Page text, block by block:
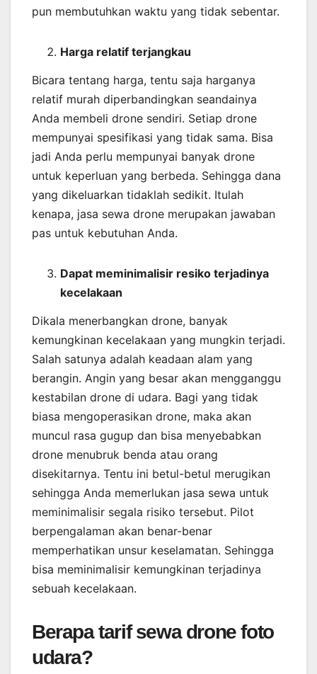
pun membutuhkan waktu yang tidak sebentar.
Harga relatif terjangkau
Bicara tentang harga, tentu saja harganya
relatif murah diperbandingkan seandainya
Anda membeli drone sendiri. Setiap drone
mempunyai spesifikasi yang tidak sama. Bisa
jadi Anda perlu mempunyai banyak drone
untuk keperluan yang berbeda. Sehingga dana
yang dikeluarkan tidaklah sedikit. Itulah
kenapa, jasa sewa drone merupakan jawaban
pas untuk kebutuhan Anda.
Dapat meminimalisir resiko terjadinya
kecelakaan
Dikala menerbangkan drone, banyak
kemungkinan kecelakaan yang mungkin terjadi.
Salah satunya adalah keadaan alam yang
berangin. Angin yang besar akan mengganggu
kestabilan drone di udara. Bagi yang tidak
biasa mengoperasikan drone, maka akan
muncul rasa gugup dan bisa menyebabkan
drone menubruk benda atau orang
disekitarnya. Tentu ini betul-betul merugikan
sehingga Anda memerlukan jasa sewa untuk
meminimalisir segala risiko tersebut. Pilot
berpengalaman akan benar-benar
memperhatikan unsur keselamatan. Sehingga
bisa meminimalisir kemungkinan terjadinya
sebuah kecelakaan.
Berapa tarif sewa drone foto
udara?